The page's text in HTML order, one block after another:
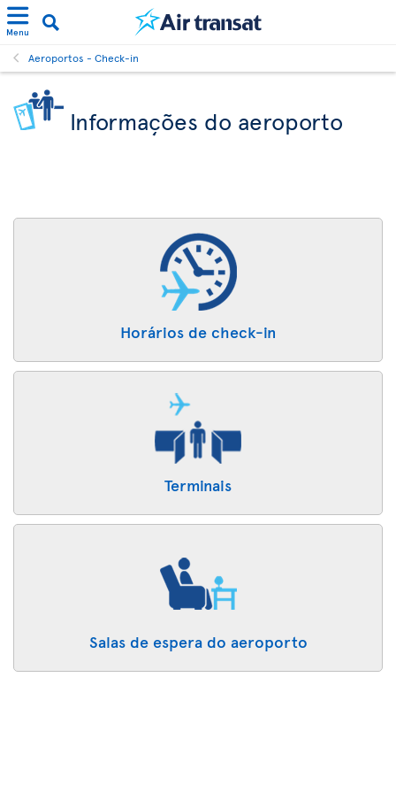
Menu
Aeroportos - Check-in
Informações do aeroporto
Horários de check-in
Terminais
Salas de espera do aeroporto